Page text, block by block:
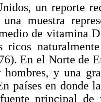
un reporte
muestra
de vitamina
ricos
En el Norte de
hombres, y una
países en
principal de